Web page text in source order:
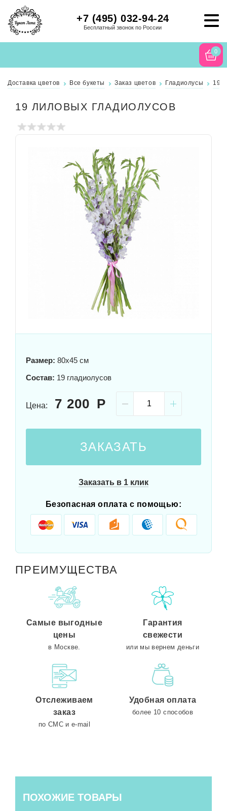
+7 (495) 032-94-24
Бесплатный звонок по России
0
Доставка цветов Все букеты Заказ цветов Гладиолусы 19
19 ЛИЛОВЫХ ГЛАДИОЛУСОВ
Размер: 80x45 см
Состав: 19 гладиолусов
Цена: 7 200
ЗАКАЗАТЬ
Заказать в 1 клик
Безопасная оплата с помощью:
ПРЕИМУЩЕСТВА
Самые выгодные
цены
в Москве.
Гарантия
свежести
или мы вернем деньги
Отслеживаем
заказ
по СМС и e-mail
Удобная оплата
более 10 способов
ПОХОЖИЕ ТОВАРЫ